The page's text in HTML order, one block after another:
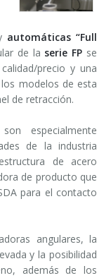
automáticas “Full
de la serie FP se
precio y una
modelos de esta
de retracción.
son especialmente
de la industria
de acero
de producto que
para el contacto
angulares, la
y la posibilidad
además de los